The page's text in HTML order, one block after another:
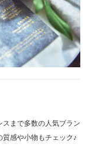
まで多数の人気ブラン
質感や小物もチェック♪